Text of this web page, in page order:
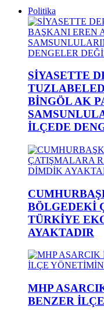
Politika
SİYASETTE
BİNGÖL AK
İLÇEDE
BÖLGEDEKİ
TÜRKİYE
AYAKTADIR
MHP
BENZER